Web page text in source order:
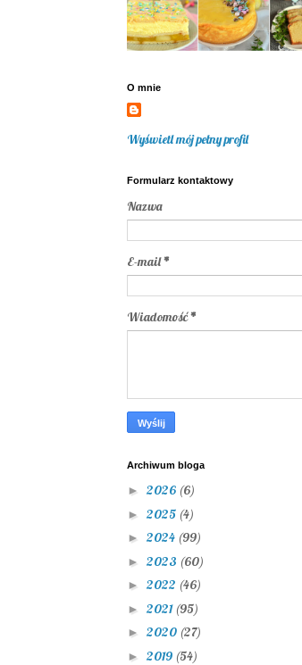
O mnie
Wyświetl mój pełny profil
Formularz kontaktowy
Nazwa
E-mail*
Wiadomość*
Archiwum bloga
► 2026 (6)
► 2025 (4)
► 2024 (99)
► 2023 (60)
► 2022 (46)
► 2021 (95)
► 2020 (27)
► 2019 (54)